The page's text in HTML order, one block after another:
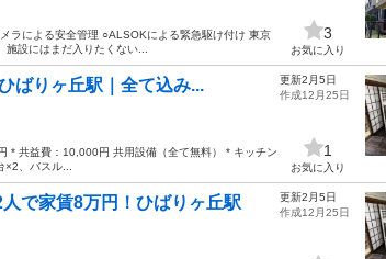
ラによる安全管理 ○ALSOKによる緊急駆け付け 東京
設にはまだ入りたくない...
3
お気に入り
ばりヶ丘駅｜全て込み...
* 共益費：10,000円 共用設備（全て無料） * キッチン
、バスル...
更新2月5日
作成12月25日
1
お気に入り
で家賃8万円！ひばりヶ丘駅
更新2月5日
作成12月25日